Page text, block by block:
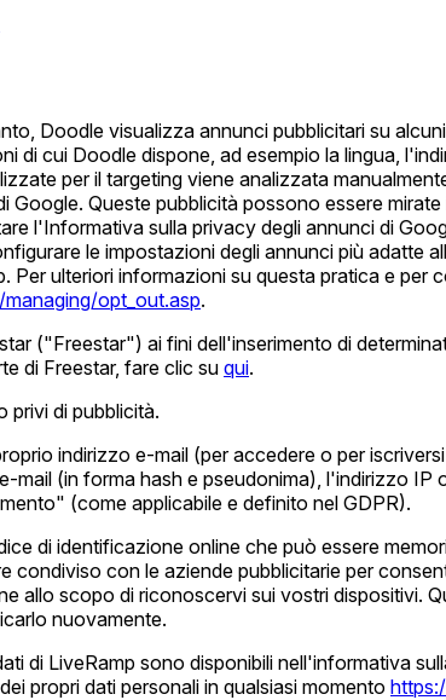
Doodle visualizza annunci pubblicitari su
di cui Doodle dispone, ad esempio la lingua,
per il targeting viene analizzata
Queste pubblicità possono essere
l'Informativa sulla privacy degli annunci di
le impostazioni degli annunci più adatte
ulteriori informazioni su questa pratica e
opt_out.asp.
("Freestar") ai fini dell'inserimento di
di Freestar, fare clic su qui.
privi di pubblicità.
indirizzo e-mail (per accedere o per
(in forma hash e pseudonima), l'indirizzo
(come applicabile e definito nel GDPR).
di identificazione online che può essere
con le aziende pubblicitarie per
allo scopo di riconoscervi sui vostri dispositivi.
nuovamente.
di LiveRamp sono disponibili nell'informativa
propri dati personali in qualsiasi momento